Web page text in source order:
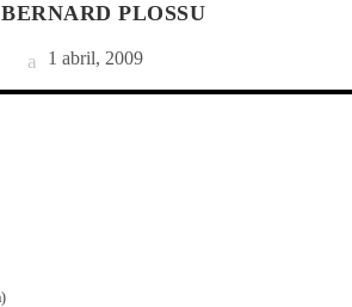
PLOSSU
1 abril, 2009